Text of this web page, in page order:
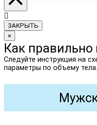
ЗАКРЫТЬ
×
Как правильно
Следуйте инструкция на
параметры по объему тела.